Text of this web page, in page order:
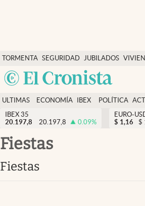
TORMENTA SEGURIDAD
SOCIAL
JUBILADOS
Economía y finanzas
Política
Actualidad
Criptomonedas
España
ULTIMAS
NOTICIAS
ECONOMÍA
FINANZAS
IBEX
EURO
POLÍTICA
IBEX 35
20.197,8
20.197,8 0.09%
EURO-
$ 1,16 $
fiestas
fiestas